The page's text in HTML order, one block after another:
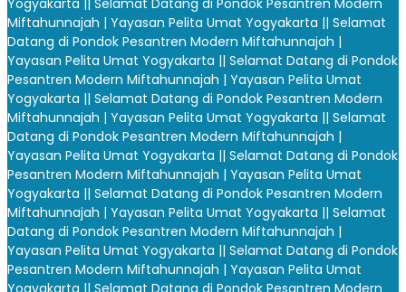
Yogyakarta || Selamat Datang di Pondok Pesantren Modern
Miftahunnajah | Yayasan Pelita Umat Yogyakarta || Selamat
Datang di Pondok Pesantren Modern Miftahunnajah |
Yayasan Pelita Umat Yogyakarta || Selamat Datang di Pondok
Pesantren Modern Miftahunnajah | Yayasan Pelita Umat
Yogyakarta || Selamat Datang di Pondok Pesantren Modern
Miftahunnajah | Yayasan Pelita Umat Yogyakarta || Selamat
Datang di Pondok Pesantren Modern Miftahunnajah |
Yayasan Pelita Umat Yogyakarta || Selamat Datang di Pondok
Pesantren Modern Miftahunnajah | Yayasan Pelita Umat
Yogyakarta || Selamat Datang di Pondok Pesantren Modern
Miftahunnajah | Yayasan Pelita Umat Yogyakarta || Selamat
Datang di Pondok Pesantren Modern Miftahunnajah |
Yayasan Pelita Umat Yogyakarta || Selamat Datang di Pondok
Pesantren Modern Miftahunnajah | Yayasan Pelita Umat
Yogyakarta || Selamat Datang di Pondok Pesantren Modern